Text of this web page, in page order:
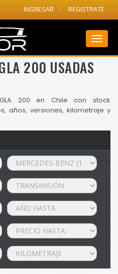
INGRESAR REGISTRATE
200 USADAS
GLA 200 en Chile con stock
años, versiones, kilometraje y